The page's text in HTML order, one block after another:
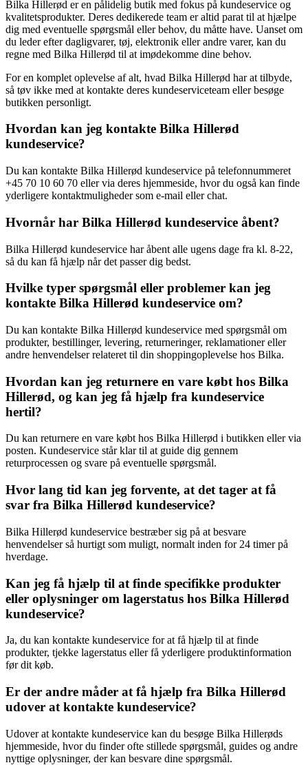
Bilka Hillerød er en pålidelig butik med fokus på kundeservice og
kvalitetsprodukter. Deres dedikerede team er altid parat til at hjælpe
dig med eventuelle spørgsmål eller behov, du måtte have. Uanset om
du leder efter dagligvarer, tøj, elektronik eller andre varer, kan du
regne med Bilka Hillerød til at imødekomme dine behov.
For en komplet oplevelse af alt, hvad Bilka Hillerød har at tilbyde,
så tøv ikke med at kontakte deres kundeserviceteam eller besøge
butikken personligt.
Hvordan kan jeg kontakte Bilka Hillerød
kundeservice?
Du kan kontakte Bilka Hillerød kundeservice på telefonnummeret
+45 70 10 60 70 eller via deres hjemmeside, hvor du også kan finde
yderligere kontaktmuligheder som e-mail eller chat.
Hvornår har Bilka Hillerød kundeservice åbent?
Bilka Hillerød kundeservice har åbent alle ugens dage fra kl. 8-22,
så du kan få hjælp når det passer dig bedst.
Hvilke typer spørgsmål eller problemer kan jeg
kontakte Bilka Hillerød kundeservice om?
Du kan kontakte Bilka Hillerød kundeservice med spørgsmål om
produkter, bestillinger, levering, returneringer, reklamationer eller
andre henvendelser relateret til din shoppingoplevelse hos Bilka.
Hvordan kan jeg returnere en vare købt hos Bilka
Hillerød, og kan jeg få hjælp fra kundeservice
hertil?
Du kan returnere en vare købt hos Bilka Hillerød i butikken eller via
posten. Kundeservice står klar til at guide dig gennem
returprocessen og svare på eventuelle spørgsmål.
Hvor lang tid kan jeg forvente, at det tager at få
svar fra Bilka Hillerød kundeservice?
Bilka Hillerød kundeservice bestræber sig på at besvare
henvendelser så hurtigt som muligt, normalt inden for 24 timer på
hverdage.
Kan jeg få hjælp til at finde specifikke produkter
eller oplysninger om lagerstatus hos Bilka Hillerød
kundeservice?
Ja, du kan kontakte kundeservice for at få hjælp til at finde
produkter, tjekke lagerstatus eller få yderligere produktinformation
før dit køb.
Er der andre måder at få hjælp fra Bilka Hillerød
udover at kontakte kundeservice?
Udover at kontakte kundeservice kan du besøge Bilka Hillerøds
hjemmeside, hvor du finder ofte stillede spørgsmål, guides og andre
nyttige oplysninger, der kan besvare dine spørgsmål.